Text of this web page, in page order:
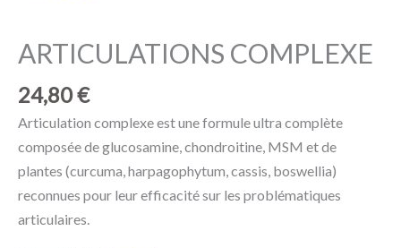
ARTICULATIONS COMPLEXE
24,80€
Articulation complexe est une formule ultra complète
composée de glucosamine, chondroitine, MSM et de
plantes (curcuma, harpagophytum, cassis, boswellia)
reconnues pour leur efficacité sur les problématiques
articulaires.